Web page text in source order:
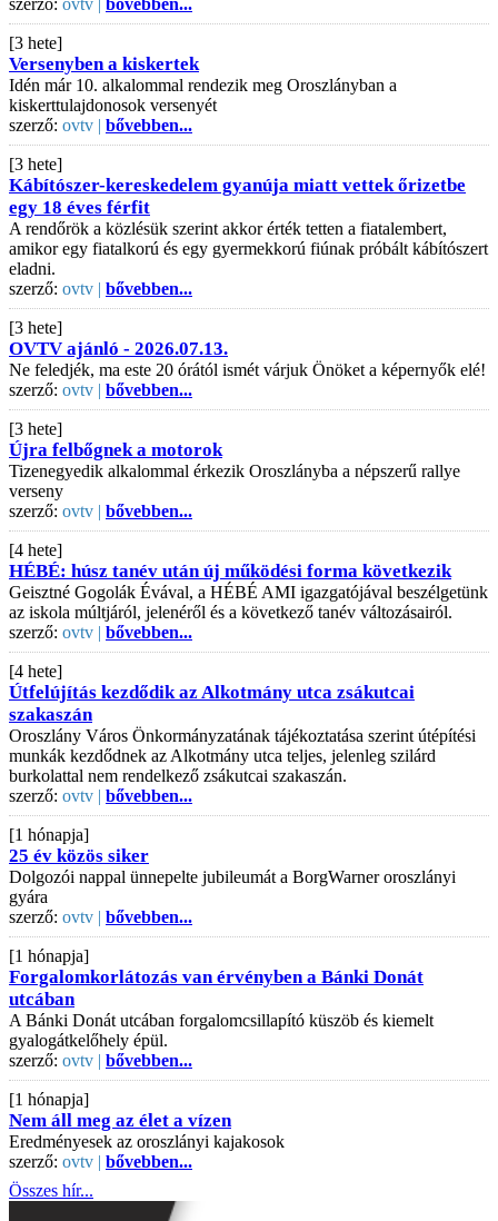
[3 hete]
Versenyben a kiskertek
Idén már 10. alkalommal rendezik meg Oroszlányban a
kiskerttulajdonosok versenyét
szerző: ovtv | bővebben...
[3 hete]
Kábítószer-kereskedelem gyanúja miatt vettek őrizetbe
egy 18 éves férfit
A rendőrök a közlésük szerint akkor érték tetten a fiatalembert,
amikor egy fiatalkorú és egy gyermekkorú fiúnak próbált kábítószert
eladni.
szerző: ovtv | bővebben...
[3 hete]
OVTV ajánló - 2026.07.13.
Ne feledjék, ma este 20 órától ismét várjuk Önöket a képernyők elé!
szerző: ovtv | bővebben...
[3 hete]
Újra felbőgnek a motorok
Tizenegyedik alkalommal érkezik Oroszlányba a népszerű rallye
verseny
szerző: ovtv | bővebben...
[4 hete]
HÉBÉ: húsz tanév után új működési forma következik
Geisztné Gogolák Évával, a HÉBÉ AMI igazgatójával beszélgetünk
az iskola múltjáról, jelenéről és a következő tanév változásairól.
szerző: ovtv | bővebben...
[4 hete]
Útfelújítás kezdődik az Alkotmány utca zsákutcai
szakaszán
Oroszlány Város Önkormányzatának tájékoztatása szerint útépítési
munkák kezdődnek az Alkotmány utca teljes, jelenleg szilárd
burkolattal nem rendelkező zsákutcai szakaszán.
szerző: ovtv | bővebben...
[1 hónapja]
25 év közös siker
Dolgozói nappal ünnepelte jubileumát a BorgWarner oroszlányi
gyára
szerző: ovtv | bővebben...
[1 hónapja]
Forgalomkorlátozás van érvényben a Bánki Donát
utcában
A Bánki Donát utcában forgalomcsillapító küszöb és kiemelt
gyalogátkelőhely épül.
szerző: ovtv | bővebben...
[1 hónapja]
Nem áll meg az élet a vízen
Eredményesek az oroszlányi kajakosok
szerző: ovtv | bővebben...
Összes hír...